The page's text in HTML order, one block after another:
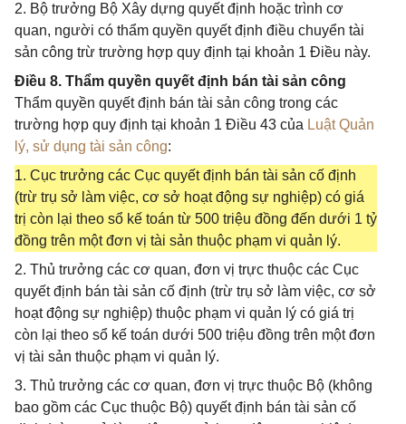
2. Bộ trưởng Bộ Xây dựng quyết định hoặc trình cơ
quan, người có thẩm quyền quyết định điều chuyển tài
sản công trừ trường hợp quy định tại khoản 1 Điều này.
Điều 8. Thẩm quyền quyết định bán tài sản công
Thẩm quyền quyết định bán tài sản công trong các
trường hợp quy định tại khoản 1 Điều 43 của Luật Quản
lý, sử dụng tài sản công:
1. Cục trưởng các Cục quyết định bán tài sản cố định
(trừ trụ sở làm việc, cơ sở hoạt động sự nghiệp) có giá
trị còn lại theo sổ kế toán từ 500 triệu đồng đến dưới 1 tỷ
đồng trên một đơn vị tài sản thuộc phạm vi quản lý.
2. Thủ trưởng các cơ quan, đơn vị trực thuộc các Cục
quyết định bán tài sản cố định (trừ trụ sở làm việc, cơ sở
hoạt động sự nghiệp) thuộc phạm vi quản lý có giá trị
còn lại theo sổ kế toán dưới 500 triệu đồng trên một đơn
vị tài sản thuộc phạm vi quản lý.
3. Thủ trưởng các cơ quan, đơn vị trực thuộc Bộ (không
bao gồm các Cục thuộc Bộ) quyết định bán tài sản cố